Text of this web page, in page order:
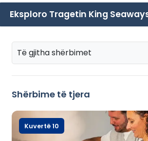
Eksploro Tragetin King
Të gjitha shërbimet
Shërbime të tjera
Kuvertë 10